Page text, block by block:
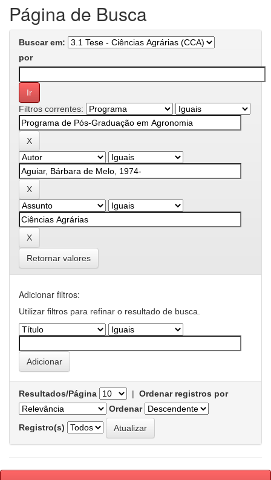
Página de Busca
Buscar em:
por
Filtros correntes:
Retornar valores
Adicionar filtros:
Utilizar filtros para refinar o resultado de busca.
Resultados/Página | Ordenar registros por
Ordenar
Registro(s)